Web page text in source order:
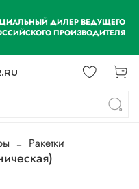
ДИЛЕР ВЕДУЩЕГО
ПРОИЗВОДИТЕЛЯ
Ракетки